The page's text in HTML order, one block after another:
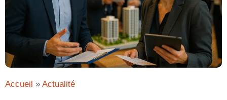
Accueil » Actualité